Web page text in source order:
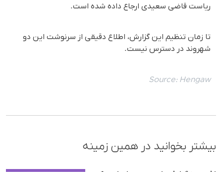
ریاست قاضی سعیدی ارجاع داده شده است.
تا زمان تنظیم این گزارش، اطلاع دقیقی از سرنوشت این دو
شهروند در دسترس نیست.
Source: Hengaw
بیشتر بخوانید در همین زمینه